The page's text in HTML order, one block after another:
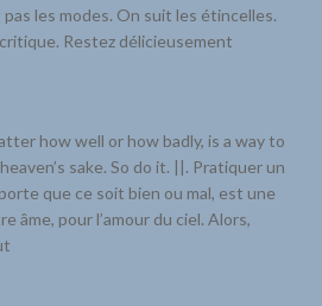
pas les modes. On suit les étincelles.
Restez délicieusement
how well or how badly, is a way to
sake. So do it. ||. Pratiquer un
que ce soit bien ou mal, est une
âme, pour l’amour du ciel. Alors,